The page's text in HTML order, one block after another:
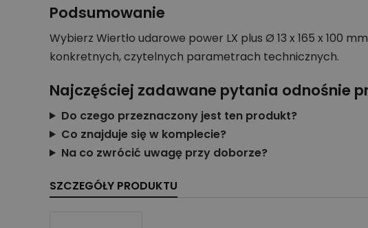
Podsumowanie
Wybierz Wiertło udarowe power LX plus Ø 13 x 165 x 100
konkretnych, czytelnych parametrach technicznych.
Najczęściej zadawane pytania odnośnie
Do czego przeznaczony jest ten produkt?
Co znajduje się w komplecie?
Na co zwrócić uwagę przy doborze?
SZCZEGÓŁY PRODUKTU